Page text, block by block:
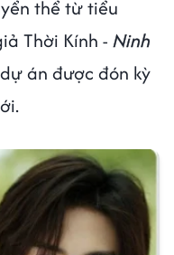
thể từ tiểu
Thời Kính - Ninh
án được đón kỳ